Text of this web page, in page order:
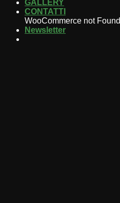
GALLERY
CONTATTI
WooCommerce not Found
Newsletter